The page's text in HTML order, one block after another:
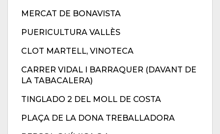
MERCAT DE BONAVISTA
PUERICULTURA VALLÈS
CLOT MARTELL, VINOTECA
CARRER VIDAL I BARRAQUER (DAVANT DE
LA TABACALERA)
TINGLADO 2 DEL MOLL DE COSTA
PLAÇA DE LA DONA TREBALLADORA